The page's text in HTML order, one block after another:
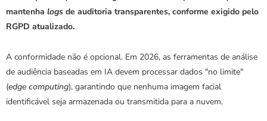
mantenha logs de auditoria transparentes, conforme exigido pelo
RGPD atualizado.
A conformidade não é opcional. Em 2026, as ferramentas de análise
de audiência baseadas em IA devem processar dados "no limite"
(edge computing), garantindo que nenhuma imagem facial
identificável seja armazenada ou transmitida para a nuvem.